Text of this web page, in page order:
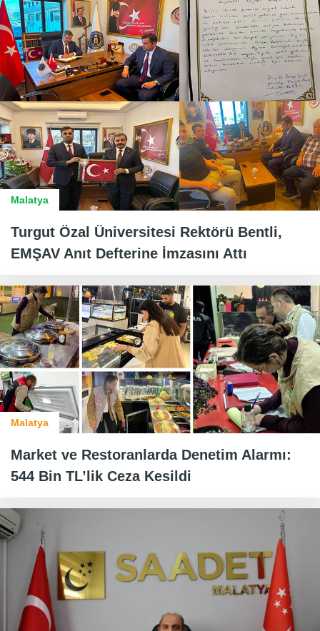
Malatya
Turgut Özal Üniversitesi Rektörü Bentli,
EMŞAV Anıt Defterine İmzasını Attı
Malatya
Market ve Restoranlarda Denetim Alarmı:
544 Bin TL’lik Ceza Kesildi